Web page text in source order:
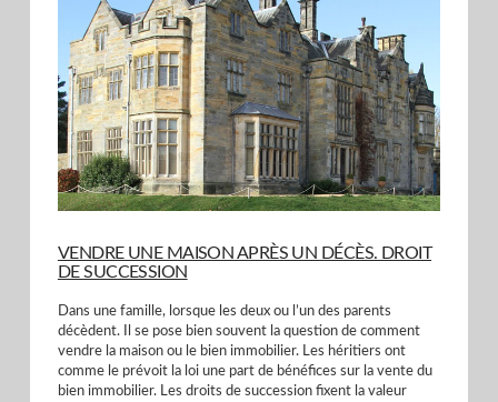
VIEW POST
VENDRE UNE MAISON APRÈS UN DÉCÈS. DROIT
DE SUCCESSION
Dans une famille, lorsque les deux ou l’un des parents
décèdent. Il se pose bien souvent la question de comment
vendre la maison ou le bien immobilier. Les héritiers ont
comme le prévoit la loi une part de bénéfices sur la vente du
bien immobilier. Les droits de succession fixent la valeur